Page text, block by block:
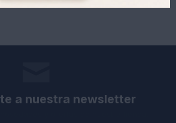
a nuestra newsletter